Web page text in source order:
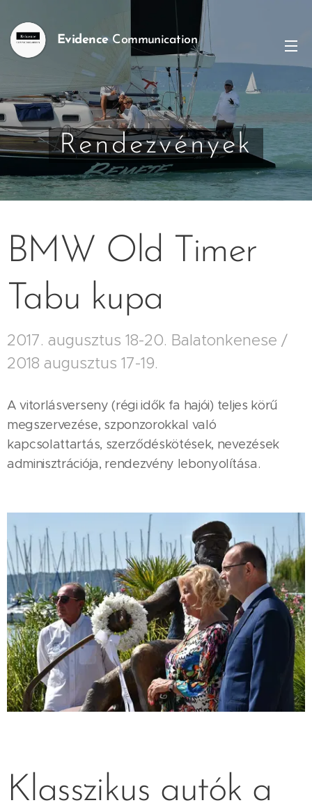
EvidenceCommunication
Rendezvények
BMW Old Timer
Tabu kupa
2017. augusztus 18-20. Balatonkenese /
2018 augusztus 17-19.
A vitorlásverseny (régi idők fa hajói) teljes körű
megszervezése, szponzorokkal való
kapcsolattartás, szerződéskötések, nevezések
adminisztrációja, rendezvény lebonyolítása.
Klasszikus autók a